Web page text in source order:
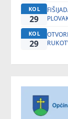
KOL
29
KOL
29